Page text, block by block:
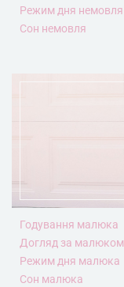
Режим дня немовля
Сон немовля
Годування малюка
Догляд за малюком
Режим дня малюка
Сон малюка